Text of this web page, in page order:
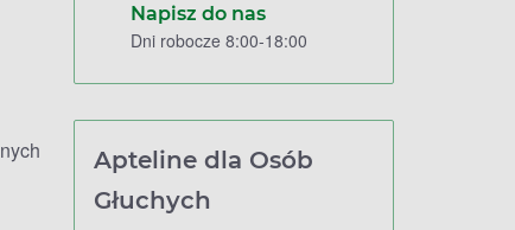
Napisz do nas
Dni robocze 8:00-18:00
Apteline dla Osób
Głuchych